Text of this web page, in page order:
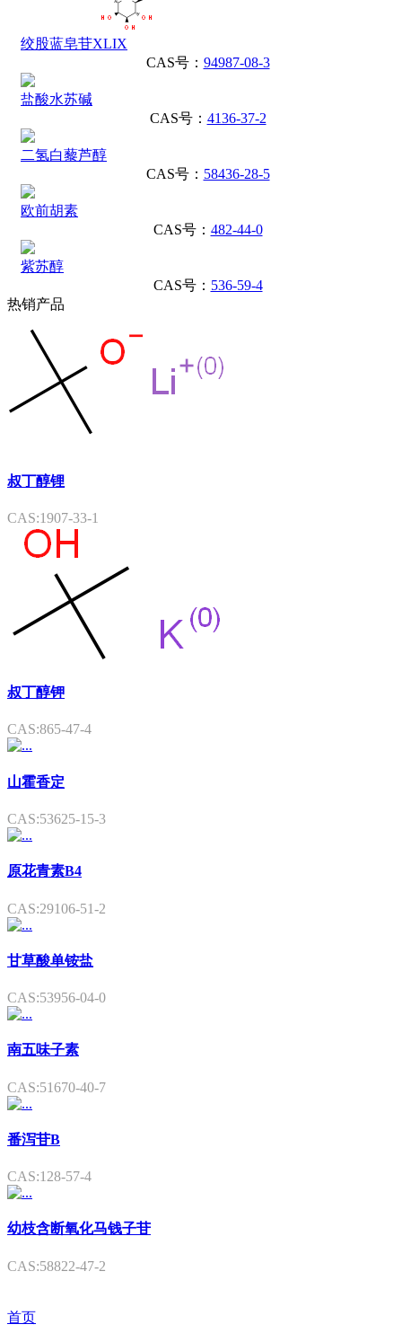
绞股蓝皂苷XLIX
CAS号： 94987-08-3
盐酸水苏碱
CAS号： 4136-37-2
二氢白藜芦醇
CAS号： 58436-28-5
欧前胡素
CAS号： 482-44-0
紫苏醇
CAS号： 536-59-4
热销产品
叔丁醇锂
CAS:1907-33-1
叔丁醇钾
CAS:865-47-4
山霍香定
CAS:53625-15-3
原花青素B4
CAS:29106-51-2
甘草酸单铵盐
CAS:53956-04-0
南五味子素
CAS:51670-40-7
番泻苷B
CAS:128-57-4
幼枝含断氧化马钱子苷
CAS:58822-47-2
首页